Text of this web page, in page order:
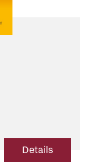
Details